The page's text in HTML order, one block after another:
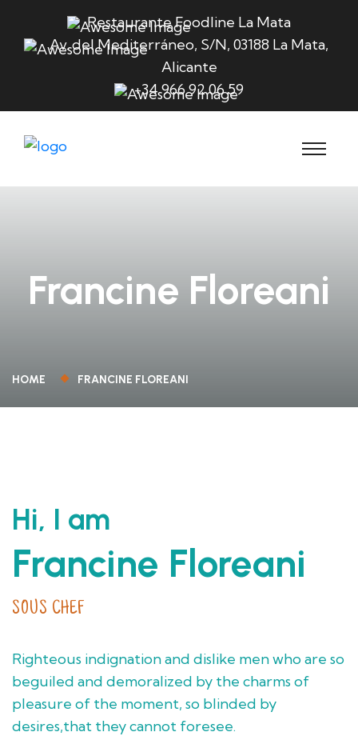
Restaurante Foodline La Mata
Av. del Mediterráneo, S/N, 03188 La Mata,
Alicante
+34 966 92 06 59
Francine Floreani
HOME FRANCINE FLOREANI
Hi, I am
Francine Floreani
SOUS CHEF
Righteous indignation and dislike men who are so
beguiled and demoralized by the charms of
pleasure of the moment, so blinded by
desires,that they cannot foresee.